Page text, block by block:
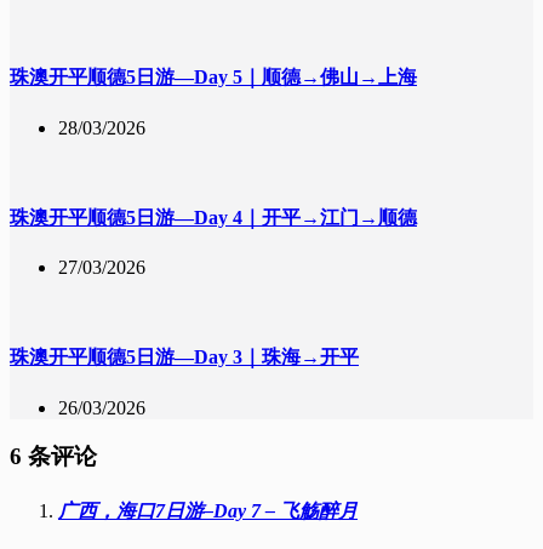
珠澳开平顺德5日游—Day 5｜顺德→佛山→上海
28/03/2026
珠澳开平顺德5日游—Day 4｜开平→江门→顺德
27/03/2026
珠澳开平顺德5日游—Day 3｜珠海→开平
26/03/2026
6 条评论
广西，海口7日游–Day 7 – 飞觞醉月